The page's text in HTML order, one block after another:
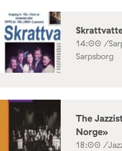
14:00 /
Sarpsborg
The
Norge»
18:00 /